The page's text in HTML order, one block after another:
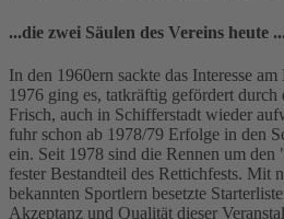
...die zwei Säulen des Vereins heute ...
In den 1960ern sackte das Interesse
1976 ging es, tatkräftig gefördert durch
Frisch, auch in Schifferstadt wieder
fuhr schon ab 1978/79 Erfolge in den
ein. Seit 1978 sind die Rennen um
fester Bestandteil des Rettichfests. Mit
bekannten Sportlern besetzte
Akzeptanz und Qualität dieser